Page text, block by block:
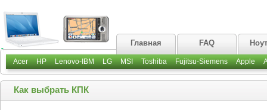
Главная FAQ
Acer HP Lenovo-IBM LG MSI Toshiba Fujitsu-Siemens Apple
Как выбрать КПК